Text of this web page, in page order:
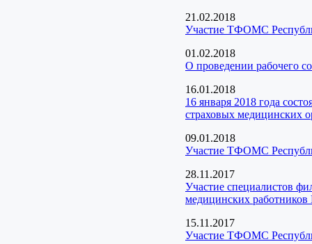
21.02.2018
Участие ТФОМС
01.02.2018
О проведении рабочего
16.01.2018
16 января 2018 года
страховых медицинских
09.01.2018
Участие ТФОМС
28.11.2017
Участие специалистов
медицинских работников
15.11.2017
Участие ТФОМС